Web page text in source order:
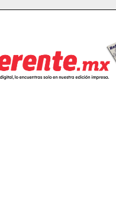
POLICY